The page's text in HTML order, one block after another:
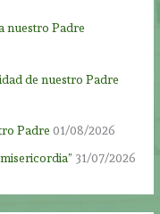
nuestro Padre
de nuestro Padre
Padre 01/08/2026
31/07/2026